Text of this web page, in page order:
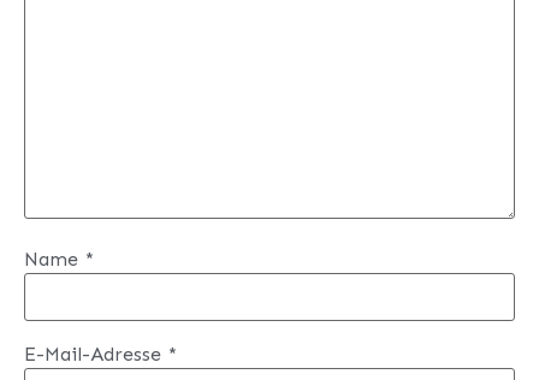
Name *
E-Mail-Adresse *